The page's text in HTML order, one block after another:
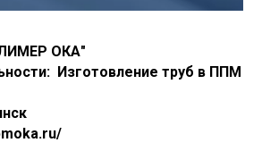
ОКА"
Изготовление труб в ППМ